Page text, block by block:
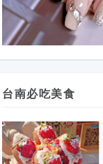
台南必吃美食